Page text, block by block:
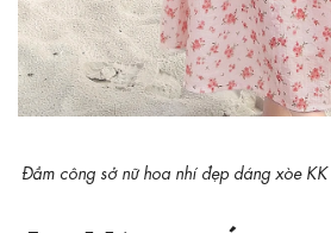
Đầm công sở nữ hoa nhí đẹp dáng xòe